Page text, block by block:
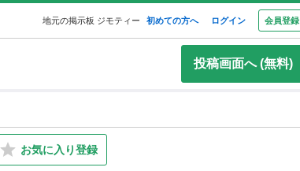
地元の掲示板 ジモティー 初めての方へ ログイン 会員登録
投稿画面へ (無料)
お気に入り登録